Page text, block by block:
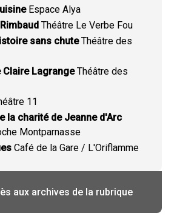
Espace Alya
Théâtre Le Verbe Fou
sans chuteThéâtre des
Claire LagrangeThéâtre des
11
la charité de Jeanne d'Arc
Montparnasse
Café de la Gare / L'Oriflamme
aux archives de la rubrique